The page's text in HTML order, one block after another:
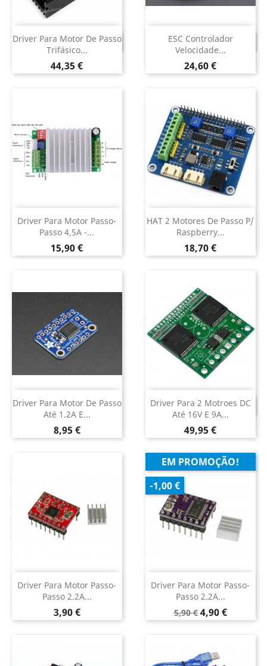
Driver Para Motor De Passo
Trifásico...
Preço
44,35 €
DESCONTINUADO
ESC Controlador
Velocidade...
Preço
24,60 €
DESCONTINUADO
Driver Para Motor Passo-
Passo 4,5A -...
Preço
15,90 €
HAT 2 Motores De Passo P/
Raspberry...
Preço
18,70 €
Driver Para Motor De Passo
Até 1.2A E...
Preço
8,95 €
Driver Para 2 Motroes DC
Até 16V E 9A...
Preço
49,95 €
DESCONTINUADO
Driver Para Motor Passo-
Passo 2.2A...
Preço
3,90 €
Driver Para Motor Passo-
Passo 2.2A...
Preço
normal
5,90 € Preço
4,90 €
EM PROMOÇÃO!
-1,00 €